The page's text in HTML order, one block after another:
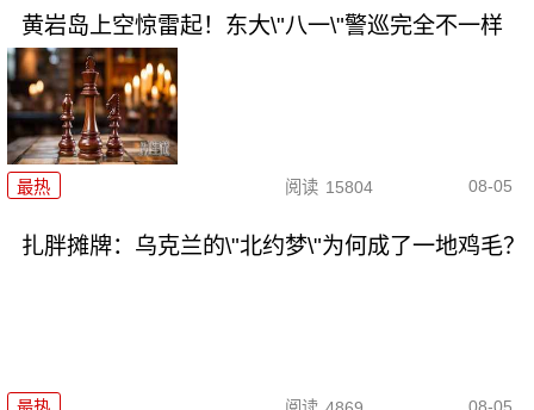
黄岩岛上空惊雷起！东大\"八一\"警巡完全不一样
最热 阅读 15804 08-05
扎胖摊牌：乌克兰的\"北约梦\"为何成了一地鸡毛？